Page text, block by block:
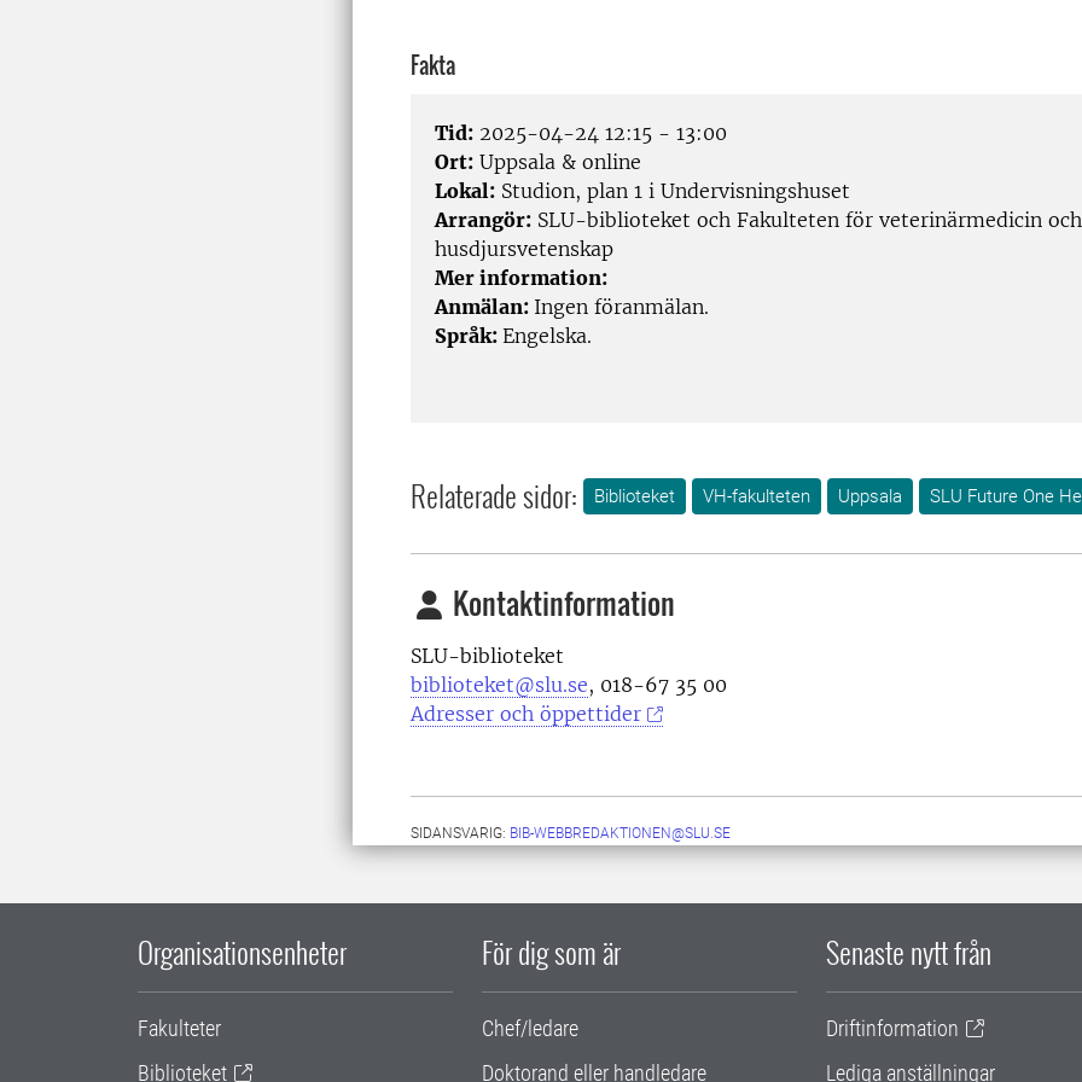
Fakta
Tid: 2025-04-24 12:15 - 13:00
Ort: Uppsala & online
Lokal: Studion, plan 1 i Undervisningshuset
Arrangör: SLU-biblioteket och Fakulteten för veterinärmedicin och
husdjursvetenskap
Mer information:
Anmälan: Ingen föranmälan.
Språk: Engelska.
Relaterade sidor: Biblioteket VH-fakulteten Uppsala SLU Future One
Kontaktinformation
SLU-biblioteket
biblioteket@slu.se, 018-67 35 00
Adresser och öppettider
SIDANSVARIG: BIB-WEBBREDAKTIONEN@SLU.SE
Organisationsenheter
Fakulteter
Biblioteket
För dig som är
Chef/ledare
Doktorand eller handledare
Senaste nytt från
Driftinformation
Lediga anställningar